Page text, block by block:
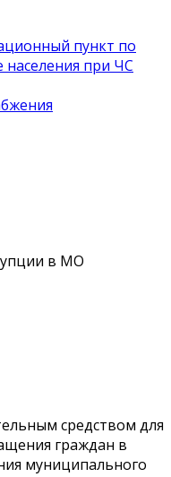
пункт по
при ЧС
в МО
средством для
граждан в
муниципального